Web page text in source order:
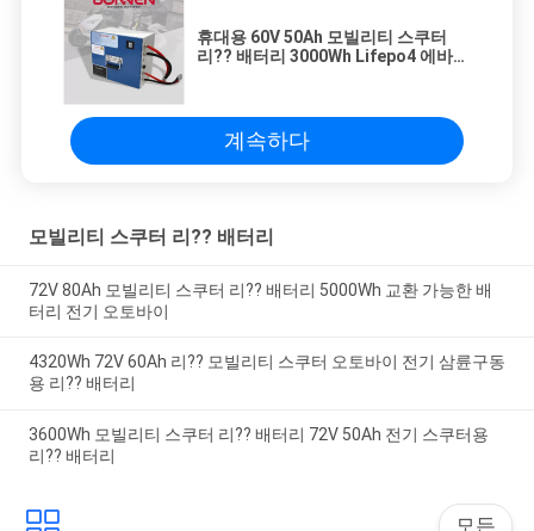
휴대용 60V 50Ah 모빌리티 스쿠터
리?? 배터리 3000Wh Lifepo4 에바이
계속하다
모빌리티 스쿠터 리?? 배터리
72V 80Ah 모빌리티 스쿠터 리?? 배터리 5000Wh 교환 가능한 배
터리 전기 오토바이
4320Wh 72V 60Ah 리?? 모빌리티 스쿠터 오토바이 전기 삼륜구동
용 리?? 배터리
3600Wh 모빌리티 스쿠터 리?? 배터리 72V 50Ah 전기 스쿠터용
리?? 배터리
모든